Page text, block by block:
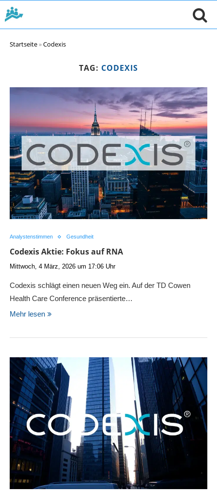
Startseite»Codexis
TAG: CODEXIS
Analystenstimmen Gesundheit
Codexis Aktie: Fokus auf RNA
Mittwoch, 4 März, 2026 um 17:06 Uhr
Codexis schlägt einen neuen Weg ein. Auf der TD Cowen
Health Care Conference präsentierte…
Mehr lesen